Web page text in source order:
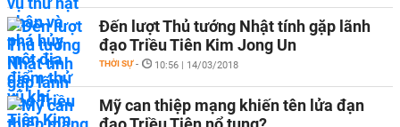
Đến lượt Thủ tướng Nhật tính gặp lãnh
đạo Triều Tiên Kim Jong Un
THỜI SỰ - 10:56 | 14/03/2018
Mỹ can thiệp mạng khiến tên lửa đạn